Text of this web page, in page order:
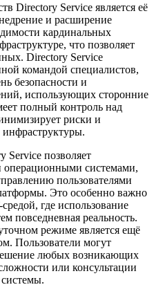
Directory Service является её
и расширение
кардинальных
что позволяет
Directory Service
командой специалистов,
безопасности и
использующих сторонние
полный контроль над
риски и
Service позволяет
операционными системами,
пользователями
Это особенно важно
где использование
повседневная реальность.
режиме является ещё
Пользователи могут
любых возникающих
или консультации